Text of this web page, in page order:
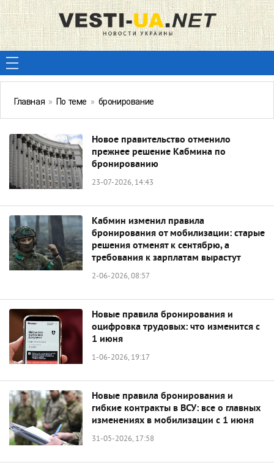
Главная » По теме » бронирование
Новое правительство отменило
прежнее решение Кабмина по
бронированию
23-07-2026, 14:43
Кабмин изменил правила
бронирования от мобилизации: старые
решения отменят к сентябрю, а
требования к зарплатам вырастут
2-06-2026, 08:57
Новые правила бронирования и
оцифровка трудовых: что изменится с
1 июня
1-06-2026, 19:17
Новые правила бронирования и
гибкие контракты в ВСУ: все о главных
изменениях в мобилизации с 1 июня
31-05-2026, 17:58